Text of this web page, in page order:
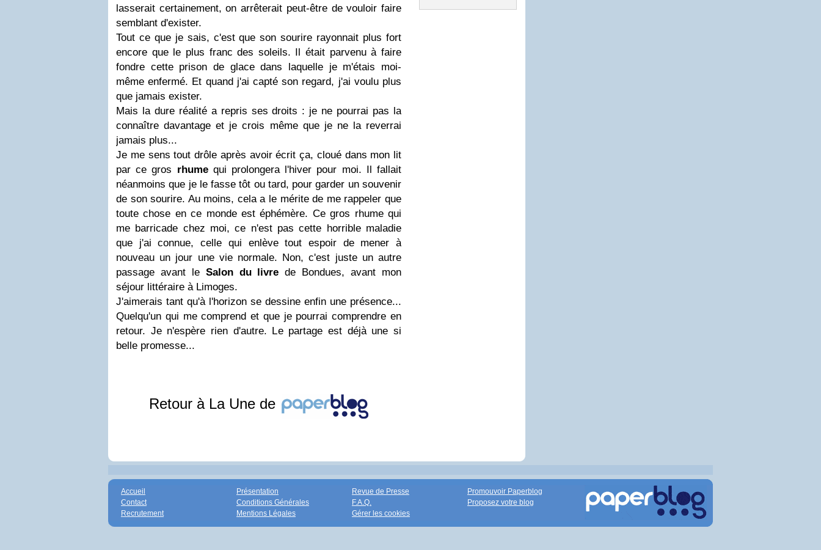
lasserait certainement, on arrêterait peut-être de vouloir faire
semblant d'exister.
Tout ce que je sais, c'est que son sourire rayonnait plus fort
encore que le plus franc des soleils. Il était parvenu à faire
fondre cette prison de glace dans laquelle je m'étais moi-
même enfermé. Et quand j'ai capté son regard, j'ai voulu plus
que jamais exister.
Mais la dure réalité a repris ses droits : je ne pourrai pas la
connaître davantage et je crois même que je ne la reverrai
jamais plus...
Je me sens tout drôle après avoir écrit ça, cloué dans mon lit
par ce gros rhumequi prolongera l'hiver pour moi. Il fallait
néanmoins que je le fasse tôt ou tard, pour garder un souvenir
de son sourire. Au moins, cela a le mérite de me rappeler que
toute chose en ce monde est éphémère. Ce gros rhume qui
me barricade chez moi, ce n'est pas cette horrible maladie
que j'ai connue, celle qui enlève tout espoir de mener à
nouveau un jour une vie normale. Non, c'est juste un autre
passage avant le Salon du livre de Bondues, avant mon
séjour littéraire à Limoges.
J'aimerais tant qu'à l'horizon se dessine enfin une présence...
Quelqu'un qui me comprend et que je pourrai comprendre en
retour. Je n'espère rien d'autre. Le partage est déjà une si
belle promesse...
Retour à La Une de
Accueil
Contact
Recrutement
Présentation
Conditions Générales
Mentions Légales
Revue de Presse
F.A.Q.
Gérer les cookies
Promouvoir Paperblog
Proposez votre blog